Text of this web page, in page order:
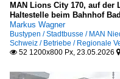
MAN Lions City 170, auf der
Haltestelle beim Bahnhof
Markus Wagner
Bustypen / Stadtbusse / MAN
Schweiz / Betriebe / Regionale
 52 1200x800 Px, 23.05.2026 